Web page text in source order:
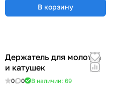
В корзину
Держатель для молотка
и катушек
0 0 В наличии: 69